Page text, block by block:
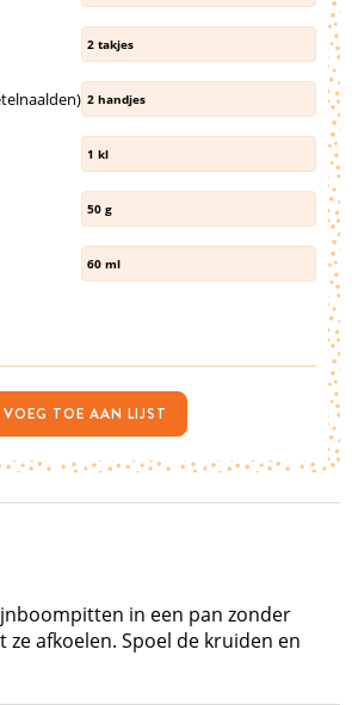
in een pan zonder
ze afkoelen. Spoel de kruiden en
2 takjes
2 handjes
1 kl
50 g
60 ml
VOEG TOE AAN LIJST